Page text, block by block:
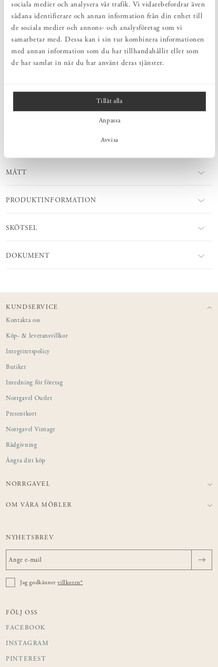
sociala medier och analysera vår trafik. Vi vidarebefordrar även
sådana identifierare och annan information från din enhet till
de sociala medier och annons- och analysföretag som vi
samarbetar med. Dessa kan i sin tur kombinera informationen
med annan information som du har tillhandahållit eller som
de har samlat in när du har använt deras tjänster.
Tillåt alla
Anpassa
Avvisa
Vår kunniga butikspersonal och kundtjänst erbjuder personlig service –
före, under och efter ditt köp.
LIVSLÅNG KÄRLEK
Vi tillhandahåller möbelvårdsprodukter, reservdelar och möbelrenoveringar
– för livslång kärlek.
lättplacerat och användbart till mycket – vid soffan eller läsfåtöljen
bredvid sängen. Enkelt att rulla med sig och alltid med tidskrifterna
MÅTT
PRODUKTINFORMATION
SKÖTSEL
DOKUMENT
KUNDSERVICE
Kontakta oss
Köp- & leveransvillkor
Integritetspolicy
Butiker
Inredning för företag
Norrgavel Outlet
Presentkort
Norrgavel Vintage
Rådgivning
Ångra ditt köp
NORRGAVEL
OM VÅRA MÖBLER
NYHETSBREV
Jag godkännervillkoren*
FÖLJ OSS
FACEBOOK
INSTAGRAM
PINTEREST